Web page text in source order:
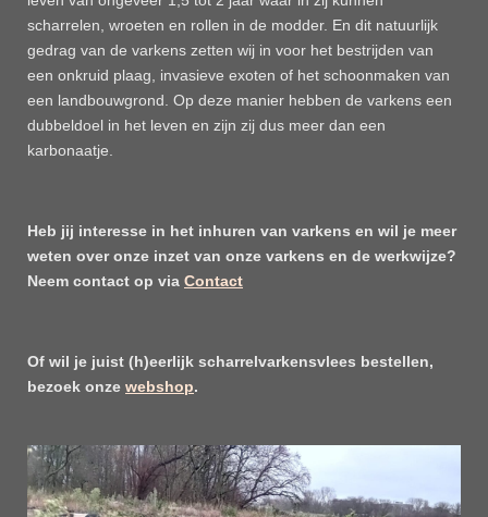
scharrelen, wroeten en rollen in de modder. En dit natuurlijk
gedrag van de varkens zetten wij in voor het bestrijden van
een onkruid plaag, invasieve exoten of het schoonmaken van
een landbouwgrond. Op deze manier hebben de varkens een
dubbeldoel in het leven en zijn zij dus meer dan een
karbonaatje.
Heb jij interesse in het inhuren van varkens en wil je meer
weten over onze inzet van onze varkens en de werkwijze?
Neem contact op via Contact
Of wil je juist (h)eerlijk scharrelvarkensvlees bestellen,
bezoek onze webshop.